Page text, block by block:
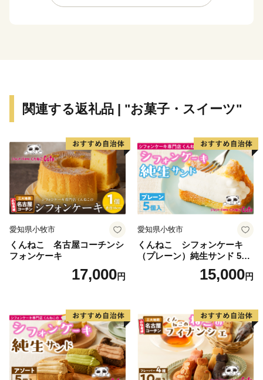
関連する返礼品 | "お菓子・スイーツ"
愛知県小牧市
くんねこ 名古屋コーチンシ
フォンケーキ
17,000円
愛知県小牧市
くんねこ シフォンケーキ
（プレーン）純生サンド 5個
15,000円